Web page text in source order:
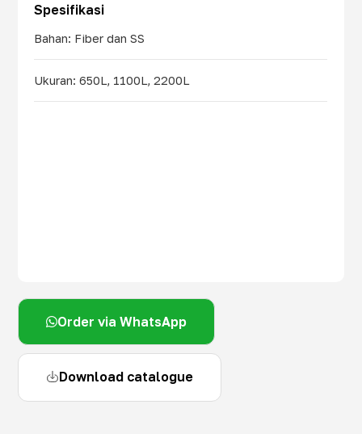
Spesifikasi
Bahan: Fiber dan SS
Ukuran: 650L, 1100L, 2200L
Order via WhatsApp
Download catalogue